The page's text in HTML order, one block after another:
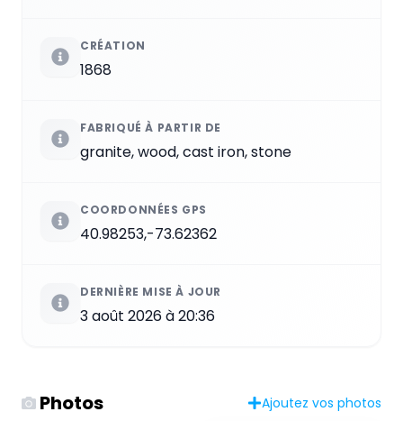
CRÉATION
1868
FABRIQUÉ À PARTIR DE
granite, wood, cast iron, stone
COORDONNÉES GPS
40.98253,-73.62362
DERNIÈRE MISE À JOUR
3 août 2026 à 20:36
Photos Ajoutez vos photos